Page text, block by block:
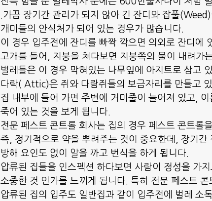
.가끔 장기간 관리가 되지 않아 긴 잔디와 잡풀
개미들의 안식처가 되어 있는 경우가 많습니다.
이 경우 입주전에 잔디를 빠짝 깍으면 의외로 잔디에
고개를 들어, 지붕을 쳐다보면 지붕쪽의 물이 내려가
벌레들은 이 경우 막혀있는 나무잎에 아지트로 삼고
다락( Attic)은 쥐와 다람쥐들의 보금자리를 만들고
집 내부에 들어 가면 주변에 거미줄이 늘어져 있고,
죽어 있는 것을 보게 됩니다.
전문 페스트 콘트롤 회사는 집의 경우 페스트 콘트롤
즉, 정기적으로 약을 뿌려주는 것이 중요한데, 장기
방해 요인도 없이 알을 까고 번식을 하게 됩니다.
압류된 집들을 인스펙션 하다보면 사람이 정성을 가
소중한 것 인가를 느끼게 됩니다. 특히 전문 페스트 콘
압류된 집의 입주도 일반집과 같이 입주전에 벌레 소